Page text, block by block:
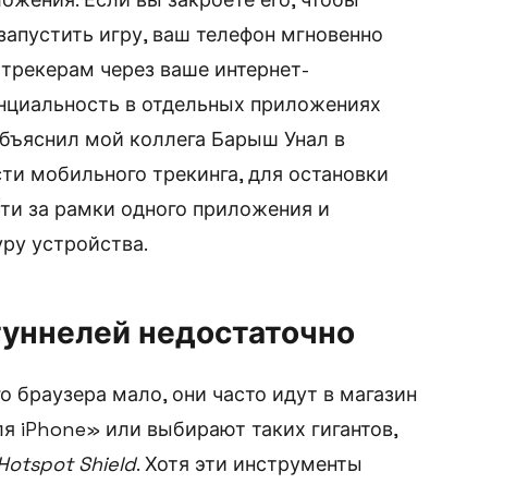
игру, ваш телефон мгновенно
через ваше интернет-
в отдельных приложениях
мой коллега Барыш Унал в
мобильного трекинга, для остановки
за рамки одного приложения и
устройства.
недостаточно
браузера мало, они часто идут в магазин
iPhone» или выбирают таких гигантов,
Shield. Хотя эти инструменты